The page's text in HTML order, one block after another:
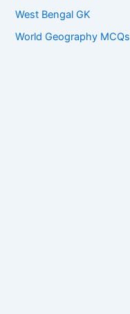
West Bengal GK
World Geography MCQs